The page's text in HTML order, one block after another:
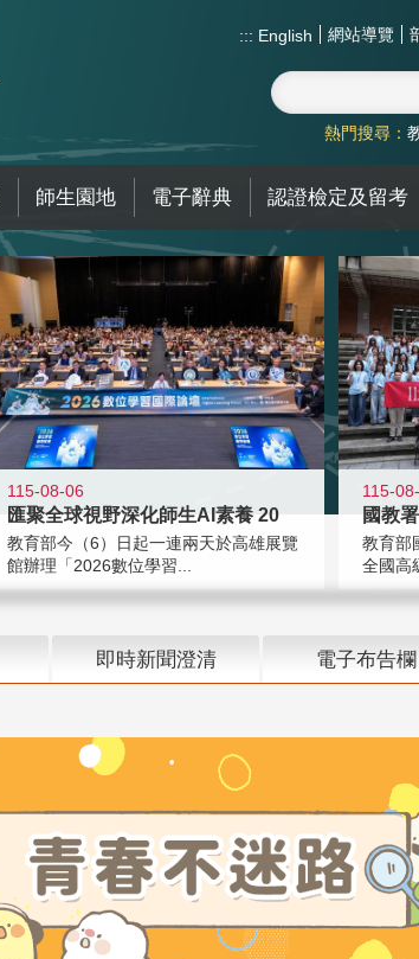
::: English 網站導覽
熱門搜尋：
師生園地 電子辭典 認證檢定及留考
115-08-06
匯聚全球視野深化師生AI素養 20
教育部今（6）日起一連兩天於高雄展覽
館辦理「2026數位學習...
115-
教育部
全國高
即時新聞澄清 電子布告欄